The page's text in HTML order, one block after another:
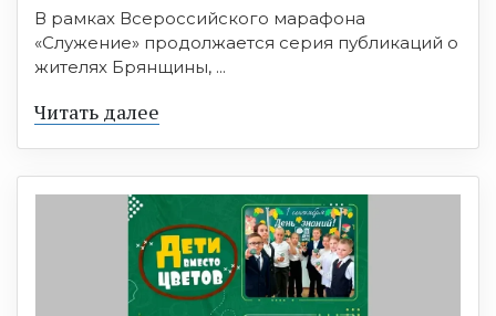
В рамках Всероссийского марафона
«Служение» продолжается серия публикаций о
жителях Брянщины, ...
Читать далее